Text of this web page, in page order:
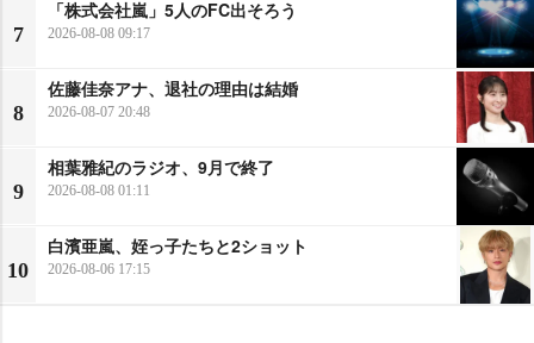
7
「株式会社嵐」5人のFC出そろう
2026-08-08 09:17
8
佐藤佳奈アナ、退社の理由は結婚
2026-08-07 20:48
9
相葉雅紀のラジオ、9月で終了
2026-08-08 01:11
10
白濱亜嵐、姪っ子たちと2ショット
2026-08-06 17:15